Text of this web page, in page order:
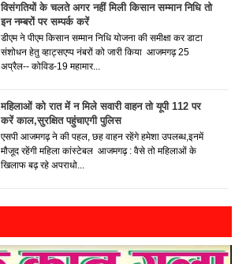
विसंगतियों के चलते अगर नहीं मिली किसान सम्मान निधि तो
इन नम्बरों पर सम्पर्क करें
डीएम ने पीएम किसान सम्मान निधि योजना की समीक्षा कर डाटा
संशोधन हेतु व्हाट्सएप्प नंबरों को जारी किया आजमगढ़ 25
अप्रैल-- कोविड-19 महामार...
महिलाओं को रात में न मिले सवारी वाहन तो यूपी 112 पर
करें काल,सुरक्षित पहुंचाएगी पुलिस
एसपी आजमगढ़ ने की पहल, छह वाहन रहेंगे हमेशा उपलब्ध,इनमें
मौजूद रहेंगी महिला कांस्टेबल आजमगढ़ : वैसे तो महिलाओं के
खिलाफ बढ़ रहे अपराधो...